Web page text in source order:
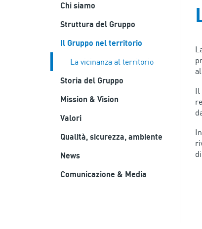
Chi siamo
Struttura del Gruppo
Il Gruppo nel territorio
La vicinanza al territorio
Storia del Gruppo
Mission & Vision
Valori
Qualità, sicurezza, ambiente
News
Comunicazione & Media
Il